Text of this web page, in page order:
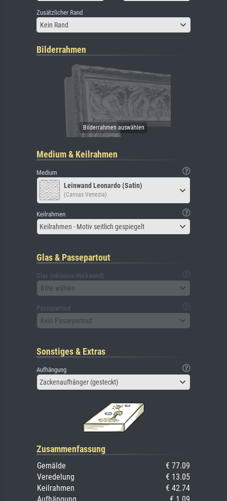
Zusätzlicher Rand
Kein Rand
Bilderrahmen
Medium & Keilrahmen
Medium
Leinwand Leonardo (Satin)
(Canvas Venezia)
Keilrahmen
Keilrahmen - Motiv seitlich gespiegelt
Glas & Passepartout
Glas (inklusive Rückwand)
Bitte wählen
Passepartout
Kein Passepartout
Sonstiges & Extras
Aufhängung
Zackenaufhänger (gesteckt)
Zusammenfassung
Gemälde
€ 77.09
Veredelung
€ 13.05
Keilrahmen
€ 42.74